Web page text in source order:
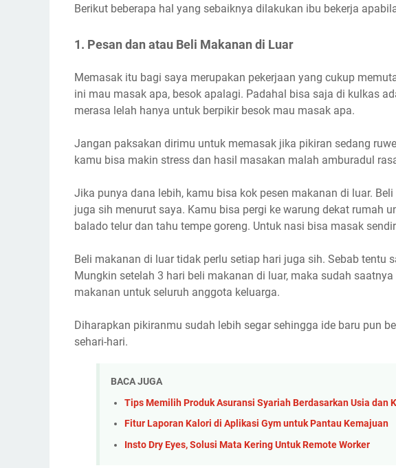
Berikut beberapa hal yang sebaiknya dilakukan ibu bekerja
1. Pesan dan atau Beli Makanan di Luar
Memasak itu bagi saya merupakan pekerjaan yang cukup
ini mau masak apa, besok apalagi. Padahal bisa saja di kulkas
merasa lelah hanya untuk berpikir besok mau masak apa.
Jangan paksakan dirimu untuk memasak jika pikiran sedang
kamu bisa makin stress dan hasil masakan malah amburadul
Jika punya dana lebih, kamu bisa kok pesen makanan di luar.
juga sih menurut saya. Kamu bisa pergi ke warung dekat rumah
balado telur dan tahu tempe goreng. Untuk nasi bisa masak
Beli makanan di luar tidak perlu setiap hari juga sih. Sebab tentu
Mungkin setelah 3 hari beli makanan di luar, maka sudah
makanan untuk seluruh anggota keluarga.
Diharapkan pikiranmu sudah lebih segar sehingga ide baru pun
sehari-hari.
BACA JUGA
Tips Memilih Produk Asuransi Syariah Berdasarkan Usia dan
Fitur Laporan Kalori di Aplikasi Gym untuk Pantau Kemajuan
Insto Dry Eyes, Solusi Mata Kering Untuk Remote Worker